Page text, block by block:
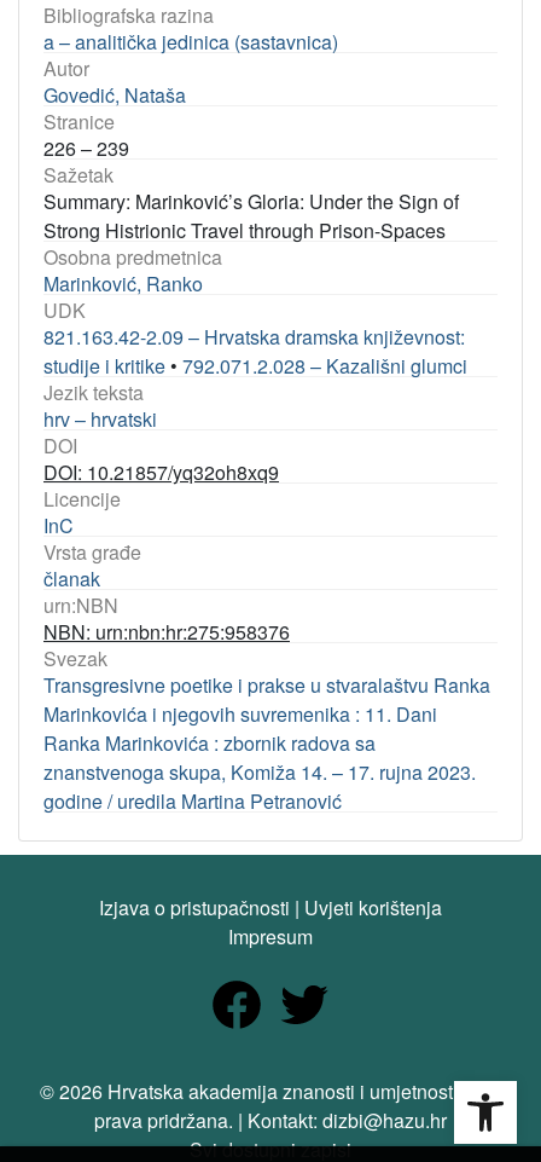
Bibliografska razina
a – analitička jedinica (sastavnica)
Autor
Govedić, Nataša
Stranice
226 – 239
Sažetak
Summary: Marinković’s Gloria: Under the Sign of
Strong Histrionic Travel through Prison-Spaces
Osobna predmetnica
Marinković, Ranko
UDK
821.163.42-2.09 – Hrvatska dramska književnost:
studije i kritike • 792.071.2.028 – Kazališni glumci
Jezik teksta
hrv – hrvatski
DOI
DOI: 10.21857/yq32oh8xq9
Licencije
InC
Vrsta građe
članak
urn:NBN
NBN: urn:nbn:hr:275:958376
Svezak
Transgresivne poetike i prakse u stvaralaštvu Ranka
Marinkovića i njegovih suvremenika : 11. Dani
Ranka Marinkovića : zbornik radova sa
znanstvenoga skupa, Komiža 14. – 17. rujna 2023.
godine / uredila Martina Petranović
Izjava o pristupačnosti | Uvjeti korištenja
Impresum
© 2026 Hrvatska akademija znanosti i umjetnosti. Sva
prava pridržana. | Kontakt: dizbi@hazu.hr
Svi dostupni zapisi